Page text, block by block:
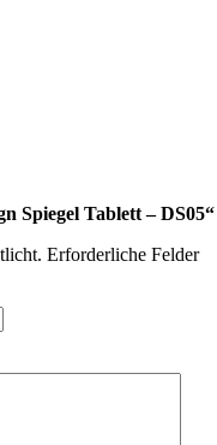
Spiegel Tablett – DS05“
Erforderliche Felder